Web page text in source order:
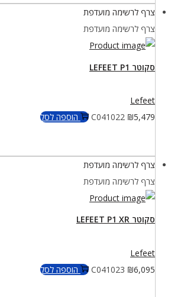
₪12,760.
צרף לרשימה מועדפת
צרף לרשימה מועדפת
סקוטר LEFEET P1
Lefeet
C041022 ₪5,479 הוספה לסל
צרף לרשימה מועדפת
צרף לרשימה מועדפת
סקוטר LEFEET P1 XR
Lefeet
C041023 ₪6,095 הוספה לסל